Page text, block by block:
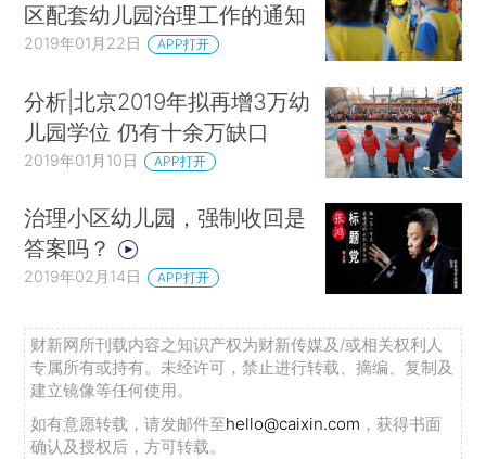
区配套幼儿园治理工作的通知
2019年01月22日 APP打开
分析|北京2019年拟再增3万幼
儿园学位 仍有十余万缺口
2019年01月10日 APP打开
治理小区幼儿园，强制收回是
答案吗？
2019年02月14日 APP打开
财新网所刊载内容之知识产权为财新传媒及/或相关权利人
专属所有或持有。未经许可，禁止进行转载、摘编、复制及
建立镜像等任何使用。
如有意愿转载，请发邮件至hello@caixin.com ，获得书面
确认及授权后，方可转载。